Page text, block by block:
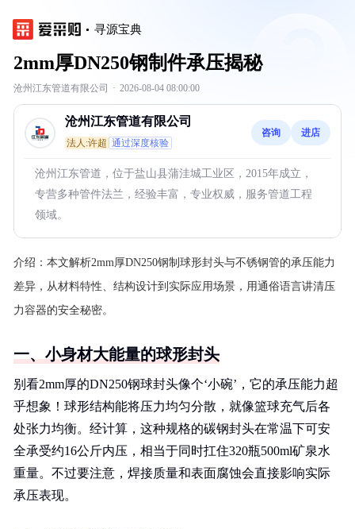
寻源宝典
2mm厚DN250钢制件承压揭秘
沧州江东管道有限公司 · 2026-08-04 08:00:00
沧州江东管道有限公司
法人:许超 通过深度核验
咨询 进店
沧州江东管道，位于盐山县蒲洼城工业区，2015年成立，
专营多种管件法兰，经验丰富，专业权威，服务管道工程
领域。
介绍： 本文解析2mm厚DN250钢制球形封头与不锈钢管的承压能力
差异，从材料特性、结构设计到实际应用场景，用通俗语言讲清压
力容器的安全秘密。
一、小身材大能量的球形封头
别看2mm厚的DN250钢球封头像个‘小碗’，它的承压能力超
乎想象！球形结构能将压力均匀分散，就像篮球充气后各
处张力均衡。经计算，这种规格的碳钢封头在常温下可安
全承受约16公斤内压，相当于同时扛住320瓶500ml矿泉水
重量。不过要注意，焊接质量和表面腐蚀会直接影响实际
承压表现。